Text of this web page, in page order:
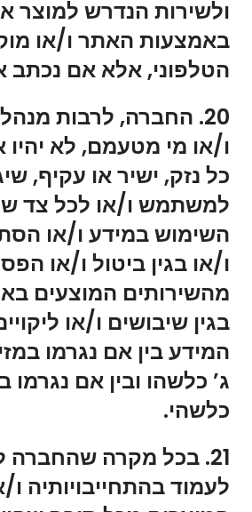
ולשירות הנדרש למוצר
באמצעות האתר ו/או
הטלפוני, אלא אם נכתב
20. החברה, לרבות
ו/או מי מטעמם, לא יהיו
כל נזק, ישיר או עקיף,
למשתמש ו/או לכל צד
השימוש במידע ו/או
ו/או בגין ביטול ו/או
מהשירותים המוצעים
בגין שיבושים ו/או
המידע בין אם נגרמו
ג’ כלשהו ובין אם
כלשהי.
21. בכל מקרה שהחברה
לעמוד בהתחייבויותיה